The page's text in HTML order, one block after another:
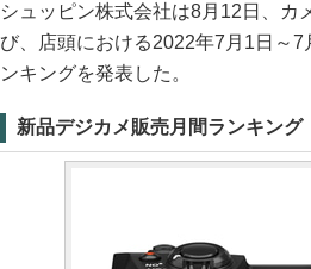
シュッピン株式会社は8月12日、カ
び、店頭における2022年7月1日～
ンキングを発表した。
新品デジカメ販売月間ランキング